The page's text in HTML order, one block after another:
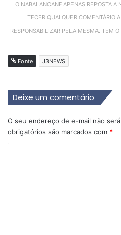
O NABALANCANF APENAS REPOSTA A
TECER QUALQUER COMENTÁRIO
RESPONSABILIZAR PELA MESMA. TEM
Fonte J3NEWS
Deixe um comentário
O seu endereço de e-mail não
obrigatórios são marcados com *